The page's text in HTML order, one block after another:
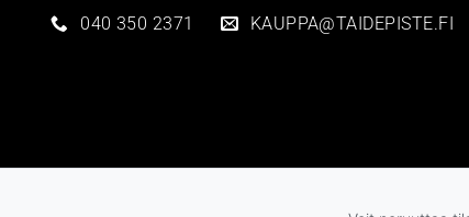
040 350 2371 KAUPPA@TAIDEPISTE.FI